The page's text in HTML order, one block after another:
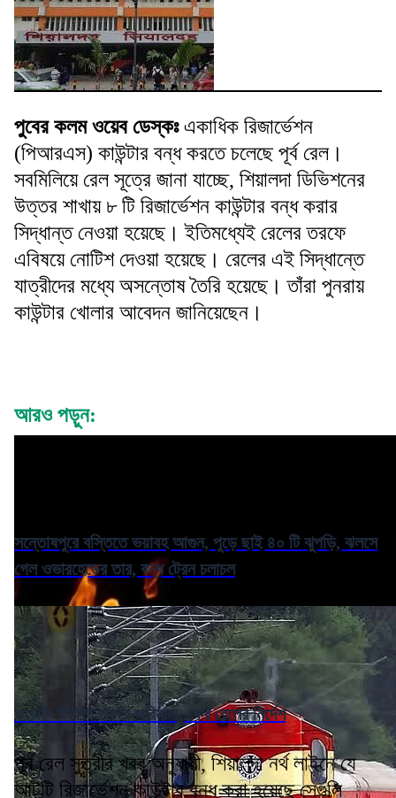
পুবের কলম ওয়েব ডেস্কঃএকাধিক রিজার্ভেশন
(পিআরএস) কাউন্টার বন্ধ করতে চলেছে পূর্ব রেল।
সবমিলিয়ে রেল সূত্রে জানা যাচ্ছে, শিয়ালদা ডিভিশনের
উত্তর শাখায় ৮ টি রিজার্ভেশন কাউন্টার বন্ধ করার
সিদ্ধান্ত নেওয়া হয়েছে। ইতিমধ্যেই রেলের তরফে
এবিষয়ে নোটিশ দেওয়া হয়েছে। রেলের এই সিদ্ধান্তে
যাত্রীদের মধ্যে অসন্তোষ তৈরি হয়েছে। তাঁরা পুনরায়
কাউন্টার খোলার আবেদন জানিয়েছেন।
আরও পড়ুন:
সন্তোষপুরে বস্তিতে ভয়াবহ আগুন, পুড়ে ছাই ৪০ টি ঝুপড়ি, ঝলসে
গেল ওভারহেডের তার, বন্ধ ট্রেন চলাচল
ওয়েটিং টিকিটে সফরে জরিমানা, ফের রেলের নির্দেশ
পূর্ব রেল সুত্রীর খবর অনুযায়ী, শিয়ালদা নর্থ লাইনে যে
আটটি রিজার্ভেশন কাউন্টার বন্ধ করা হয়েছে সেগুলি